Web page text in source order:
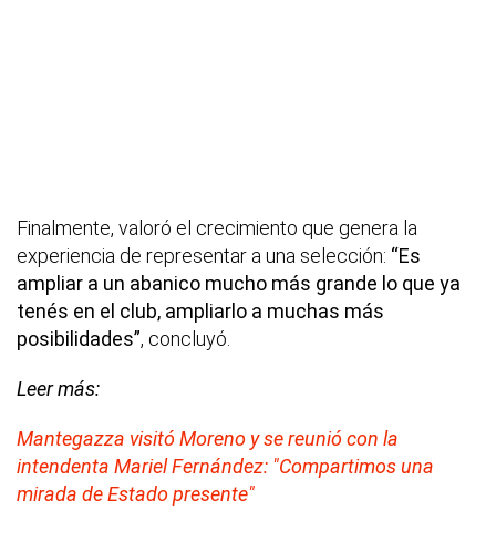
Finalmente, valoró el crecimiento que genera la
experiencia de representar a una selección: “Es
ampliar a un abanico mucho más grande lo que ya
tenés en el club, ampliarlo a muchas más
posibilidades”, concluyó.
Leer más:
Mantegazza visitó Moreno y se reunió con la
intendenta Mariel Fernández: "Compartimos una
mirada de Estado presente"